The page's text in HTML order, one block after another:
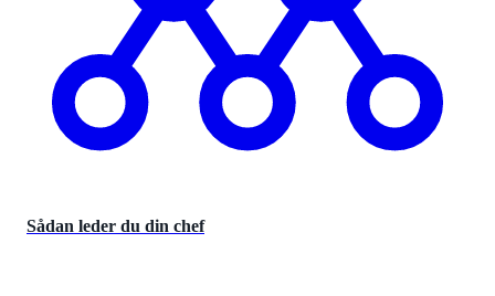
Sådan leder du din chef